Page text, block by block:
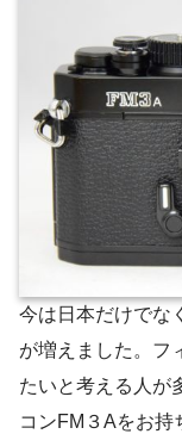
今は日本だけでな
が増えました。フ
たいと考える人が
コンFM３Aをお持